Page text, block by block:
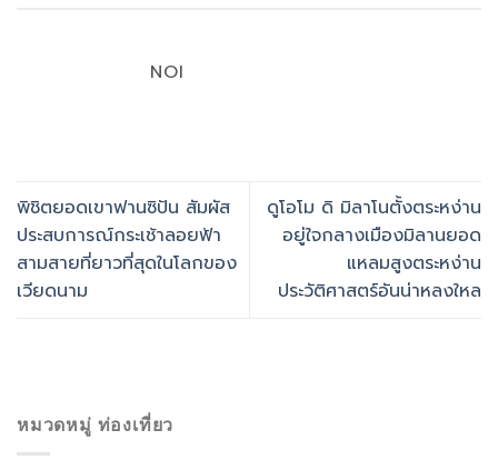
NOI
พิชิตยอดเขาฟานซิปัน สัมผัส
ประสบการณ์กระเช้าลอยฟ้า
สามสายที่ยาวที่สุดในโลกของ
เวียดนาม
ดูโอโม ดิ มิลาโนตั้งตระหง่าน
อยู่ใจกลางเมืองมิลานยอด
แหลมสูงตระหง่าน
ประวัติศาสตร์อันน่าหลงใหล
หมวดหมู่ ท่องเที่ยว